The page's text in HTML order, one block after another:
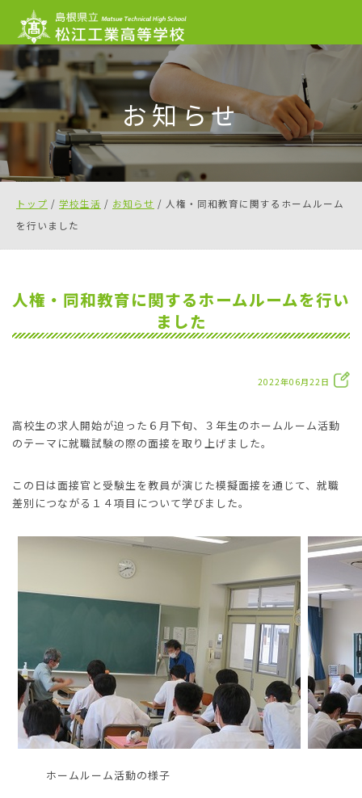
このページの本文へ
お知らせ
現
在
の
置：
トップ / 学校生活 / お知らせ / 人権・同和教育に関するホームルーム
を行いました
人権・同和教育に関するホームルームを行い
ました
2022年06月22日
高校生の求人開始が迫った６月下旬、３年生のホームルーム活動
のテーマに就職試験の際の面接を取り上げました。
この日は面接官と受験生を教員が演じた模擬面接を通じて、就職
差別につながる１４項目について学びました。
ホームルーム活動の様子